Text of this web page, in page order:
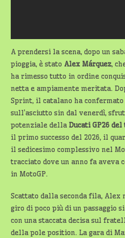
A prendersi la scena, dopo un
pioggia, è stato Alex Márquez,
ha rimesso tutto in ordine
netta e ampiamente meritata.
Sprint, il catalano ha
sull’asciutto sin dal venerdì,
potenziale dellaDucati GP26
il primo successo del 2026, il
il sedicesimo complessivo nel
tracciato dove un anno fa
in MotoGP.
Scattato dalla seconda fila, Alex
giro di poco più di un passaggio
con una staccata decisa sul
della pole position. La gara di